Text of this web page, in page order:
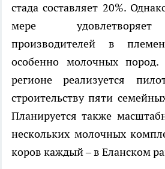
стада составляет 20%.
мере удовлетворяет
производителей в
особенно молочных
регионе реализуется
строительству пяти
Планируется также
нескольких молочных
коров каждый – в Еланском